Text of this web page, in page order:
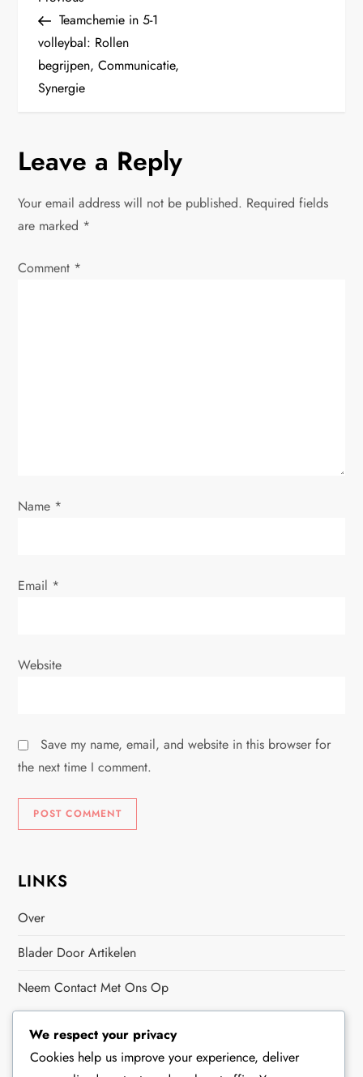
o
s
n
a
v
i
n
PostTeamchemie in 5-1
volleybal: Rollen
begrijpen, Communicatie,
Synergie
Leave a Reply
Your email address will not be published. Required fields
are marked *
Comment *
Name *
Email *
Website
Save my name, email, and website in this browser for
the next time I comment.
LINKS
Over
Blader Door Artikelen
Neem Contact Met Ons Op
RECENTE BERICHTEN
Aanpassingen In 5-1 Volleybal: Wijzigingen Tijdens De
We respect your privacy
Cookies help us improve your experience, deliver